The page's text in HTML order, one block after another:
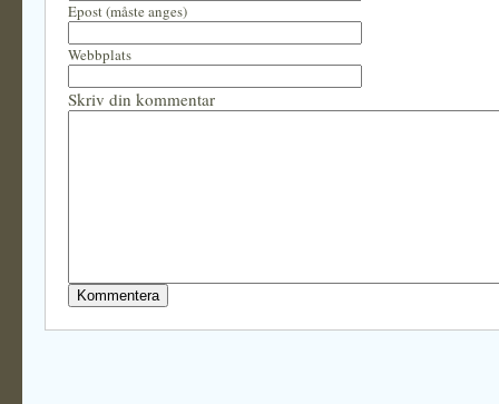
Epost (måste anges)
Webbplats
Skriv din kommentar